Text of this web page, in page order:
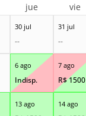
30 jul
--
31 jul
--
6 ago
Indisp.
7 ago
R$1500
13 ago 14 ago
jue vie